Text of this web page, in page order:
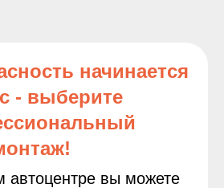
начинается
- выберите
автоцентре вы можете